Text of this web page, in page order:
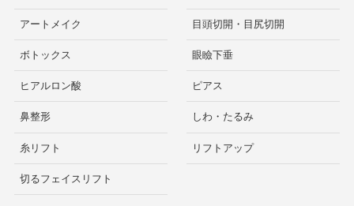
アートメイク
ボトックス
ヒアルロン酸
鼻整形
糸リフト
切るフェイスリフト
目頭切開・目尻切開
眼瞼下垂
ピアス
しわ・たるみ
リフトアップ